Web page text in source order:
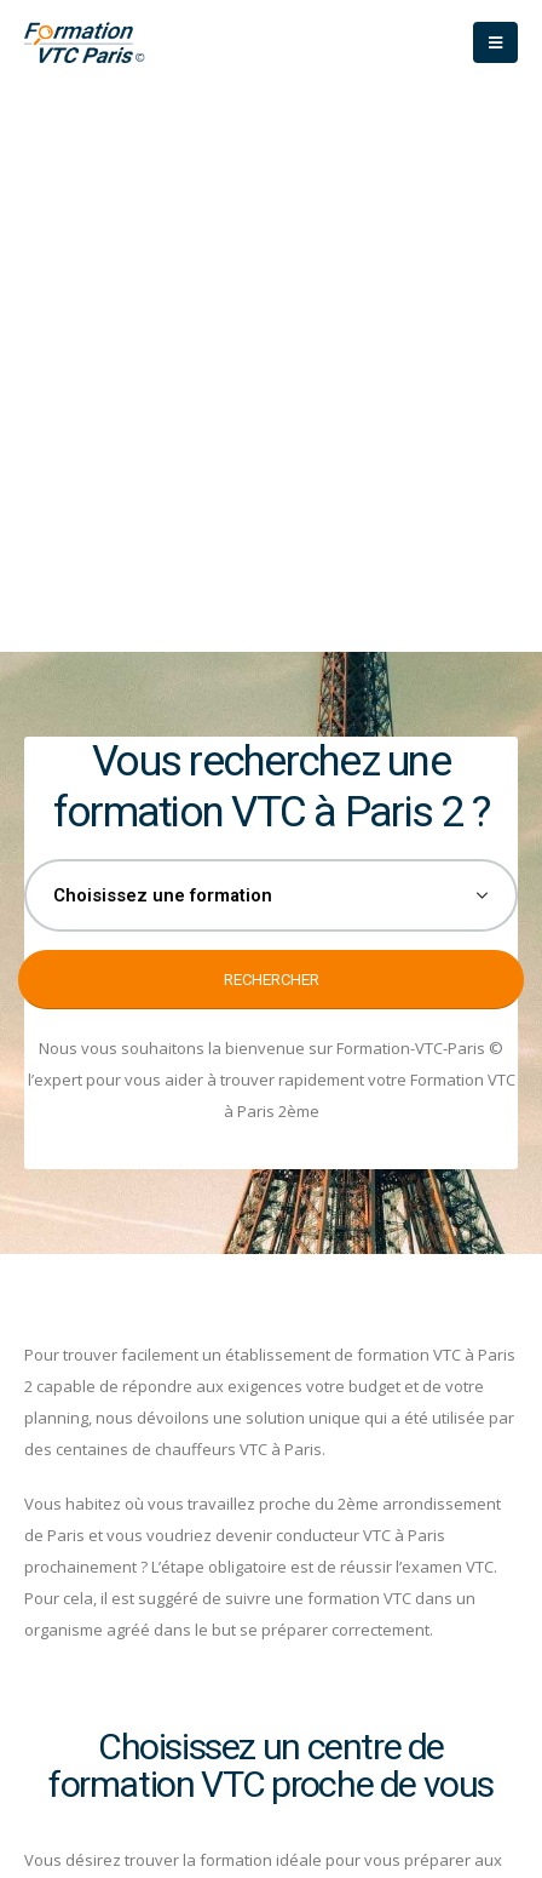
Vous recherchez une
formation VTC à Paris 2 ?
Nous vous souhaitons la bienvenue sur Formation-VTC-Paris ©
l’expert pour vous aider à trouver rapidement votre Formation VTC
à Paris 2ème
Pour trouver facilement un établissement de formation VTC à Paris
2 capable de répondre aux exigences votre budget et de votre
planning, nous dévoilons une solution unique qui a été utilisée par
des centaines de chauffeurs VTC à Paris.
Vous habitez où vous travaillez proche du 2ème arrondissement
de Paris et vous voudriez devenir conducteur VTC à Paris
prochainement ? L’étape obligatoire est de réussir l’examen VTC.
Pour cela, il est suggéré de suivre une formation VTC dans un
organisme agréé dans le but se préparer correctement.
Choisissez un centre de
formation VTC proche de vous
Vous désirez trouver la formation idéale pour vous préparer aux